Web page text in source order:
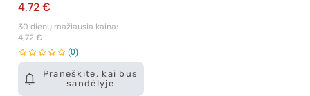
Praneškite, kai bus
sandėlyje
4,72 €
30 dienų mažiausia kaina:
4,72 €
0